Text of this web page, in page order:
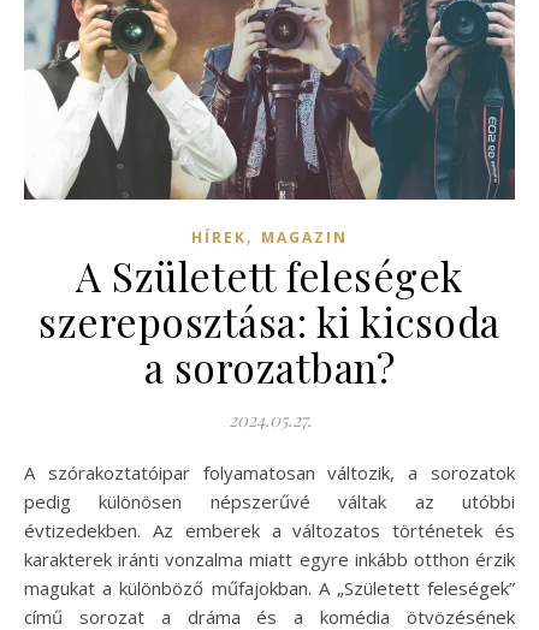
HÍREK, MAGAZIN
A Született feleségek
szereposztása: ki kicsoda
a sorozatban?
2024.05.27.
A szórakoztatóipar folyamatosan változik, a sorozatok
pedig különösen népszerűvé váltak az utóbbi
évtizedekben. Az emberek a változatos történetek és
karakterek iránti vonzalma miatt egyre inkább otthon érzik
magukat a különböző műfajokban. A „Született feleségek”
című sorozat a dráma és a komédia ötvözésének